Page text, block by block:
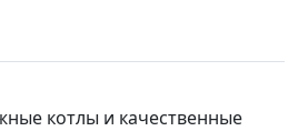
котлы и качественные